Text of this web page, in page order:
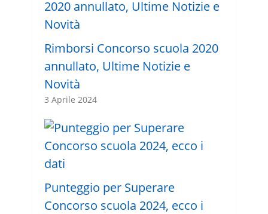
Rimborsi Concorso scuola 2020
annullato, Ultime Notizie e
Novità
3 Aprile 2024
Punteggio per Superare
Concorso scuola 2024, ecco i